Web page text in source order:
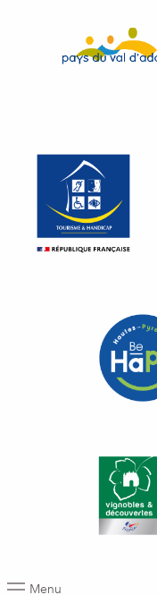
Menu